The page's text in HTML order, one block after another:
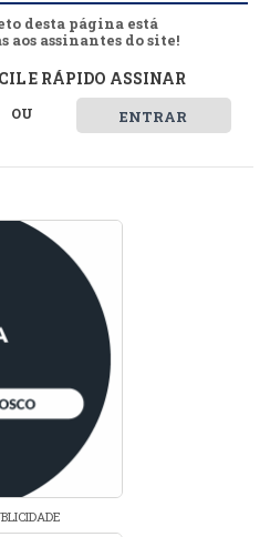
desta página está
aos assinantes do site!
E RÁPIDO ASSINAR
OU ENTRAR